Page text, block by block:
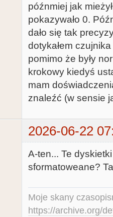
późnmiej jak
pokazywało 0.
dało się tak
dotykałem
pomimo że były
krokowy kiedyś
mam
znaleźć (w sensie
2026-06-22
A-ten... Te
sformatoweane?
Moje skany
https://archive.org/